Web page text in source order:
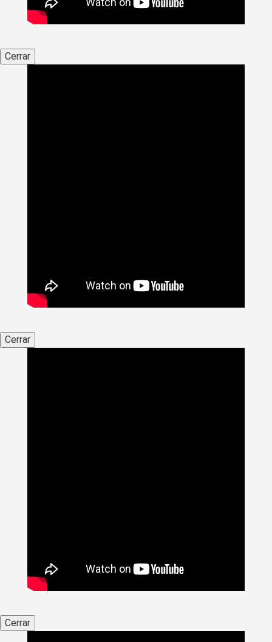
Cerrar
Cerrar
Cerrar